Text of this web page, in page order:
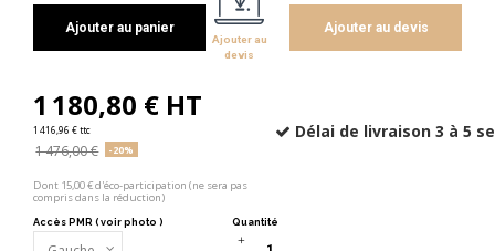
Ajouter au panier
Ajouter au
devis
Ajouter au devis
1 180,80 € HT
1 416,96 € ttc
1 476,00 € -20%
Dont 15,00 € d'éco-participation (ne sera pas
compris dans la réduction)
Délai de livraison 3 à 5
Accès PMR ( voir photo ) Quantité